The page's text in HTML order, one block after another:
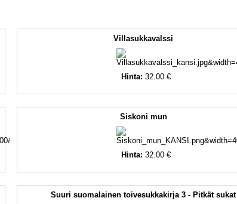
Villasukkavalssi
Hinta:32.00 €
Siskoni mun
Hinta:32.00 €
Suuri suomalainen toivesukkakirja 3 - Pitkät sukat